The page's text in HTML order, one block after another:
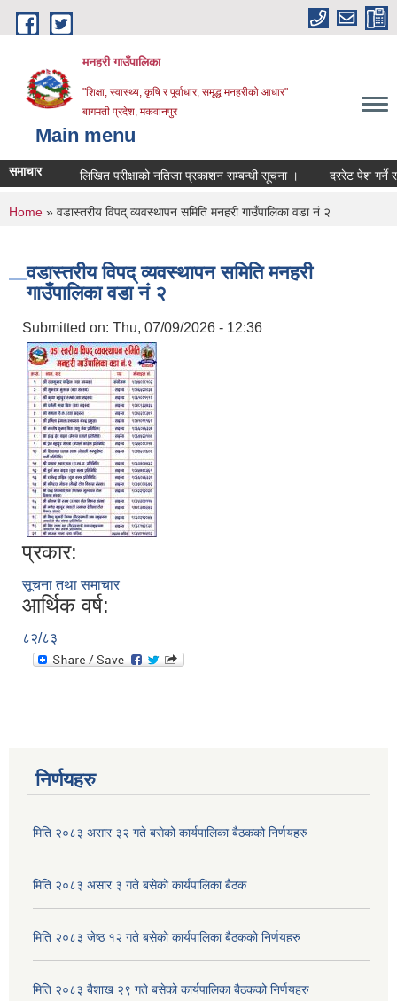
Skip to main content
मनहरी गाउँपालिका
"शिक्षा, स्वास्थ्य, कृषि र पूर्वाधार; समृद्ध मनहरीको आधार"
बागमती प्रदेश, मकवानपुर
Main menu
समाचार लिखित परीक्षाको नतिजा प्रकाशन सम्बन्धी सूचना । दररेट पेश गर्ने
You are here
Home » वडास्तरीय विपद् व्यवस्थापन समिति मनहरी गाउँपालिका वडा नं २
वडास्तरीय विपद् व्यवस्थापन समिति मनहरी
गाउँपालिका वडा नं २
Submitted on: Thu, 07/09/2026 - 12:36
प्रकार:
सूचना तथा समाचार
आर्थिक वर्ष:
८२/८३
निर्णयहरु
मिति २०८३ असार ३२ गते बसेको कार्यपालिका बैठकको निर्णयहरु
मिति २०८३ असार ३ गते बसेको कार्यपालिका बैठक
मिति २०८३ जेष्ठ १२ गते बसेको कार्यपालिका बैठकको निर्णयहरु
मिति २०८३ बैशाख २९ गते बसेको कार्यपालिका बैठकको निर्णयहरु